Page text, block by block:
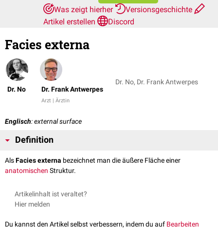
Was zeigt hierher
Versionsgeschichte
Artikel erstellen
Discord
Facies externa
Dr. No Dr. Frank Antwerpes
Arzt | Ärztin
Dr. No, Dr. Frank Antwerpes
Englisch: external surface
Definition
AlsFacies externa bezeichnet man die äußere Fläche einer
anatomischen Struktur.
Artikelinhalt ist veraltet?
Hier melden
Du kannst den Artikel selbst verbessern, indem du auf Bearbeiten